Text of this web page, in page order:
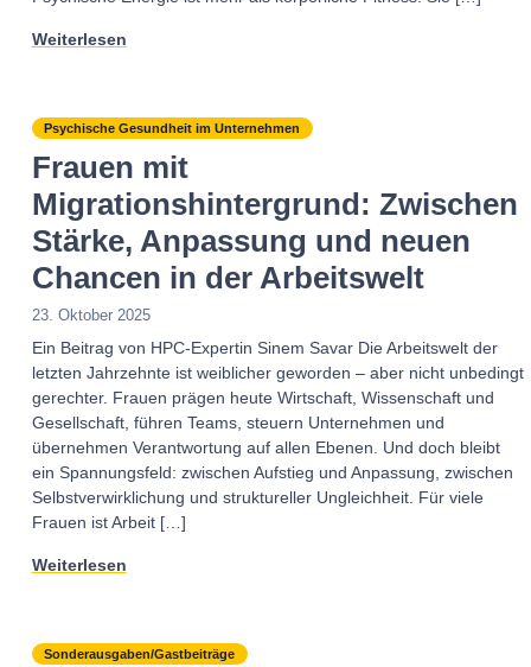
Weiterlesen
Psychische Gesundheit im Unternehmen
Frauen mit
Migrationshintergrund: Zwischen
Stärke, Anpassung und neuen
Chancen in der Arbeitswelt
23. Oktober 2025
Ein Beitrag von HPC-Expertin Sinem Savar Die Arbeitswelt der
letzten Jahrzehnte ist weiblicher geworden – aber nicht unbedingt
gerechter. Frauen prägen heute Wirtschaft, Wissenschaft und
Gesellschaft, führen Teams, steuern Unternehmen und
übernehmen Verantwortung auf allen Ebenen. Und doch bleibt
ein Spannungsfeld: zwischen Aufstieg und Anpassung, zwischen
Selbstverwirklichung und struktureller Ungleichheit. Für viele
Frauen ist Arbeit […]
Weiterlesen
Sonderausgaben/Gastbeiträge